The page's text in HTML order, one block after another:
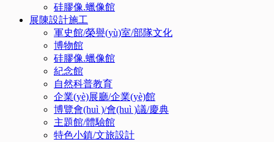
硅膠像.蠟像館
展陳設計施工
軍史館/榮譽(yù)室/部隊文化
博物館
硅膠像.蠟像館
紀念館
自然科普教育
企業(yè)展廳/企業(yè)館
博覽會(huì )/會(huì )議/慶典
主題館/體驗館
特色小鎮/文旅設計